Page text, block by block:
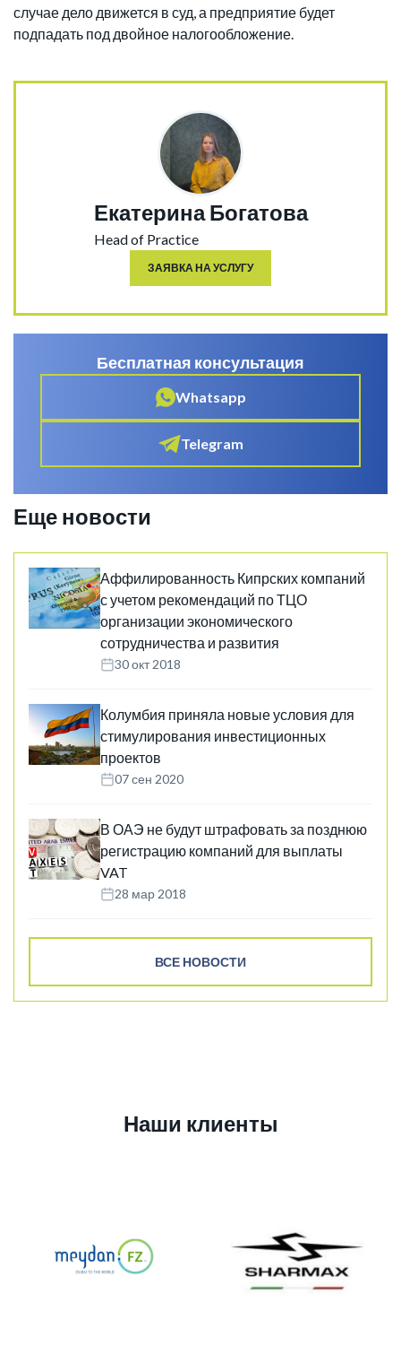
случае дело движется в суд, а предприятие будет
подпадать под двойное налогообложение.
Екатерина Богатова
Head of Practice
ЗАЯВКА НА УСЛУГУ
Бесплатная консультация
Whatsapp
Telegram
Еще новости
Аффилированность Кипрских компаний
с учетом рекомендаций по ТЦО
организации экономического
сотрудничества и развития
30 окт 2018
Колумбия приняла новые условия для
стимулирования инвестиционных
проектов
07 сен 2020
В ОАЭ не будут штрафовать за позднюю
регистрацию компаний для выплаты
VAT
28 мар 2018
ВСЕ НОВОСТИ
Наши клиенты